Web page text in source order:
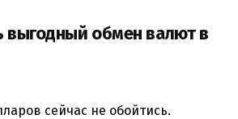
выгодный обмен валют в
сейчас не обойтись.